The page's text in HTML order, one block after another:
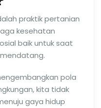
praktik pertanian
kesehatan
baik untuk saat
pola
kita tidak
gaya hidup